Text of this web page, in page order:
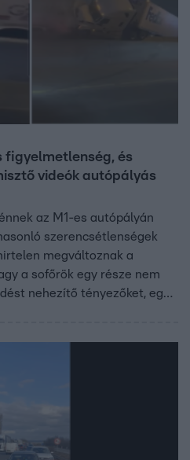
figyelmetlenség, és
videók autópályás
az M1-es autópályán
szerencsétlenségek
megváltoznak a
a sofőrök egy része nem
nehezítő tényezőket, egy